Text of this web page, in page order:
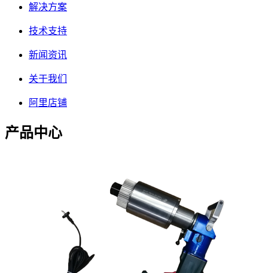
解决方案
技术支持
新闻资讯
关于我们
阿里店铺
产品中心